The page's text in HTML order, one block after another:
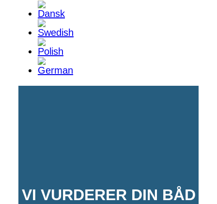
VI VURDERER DIN BÅD